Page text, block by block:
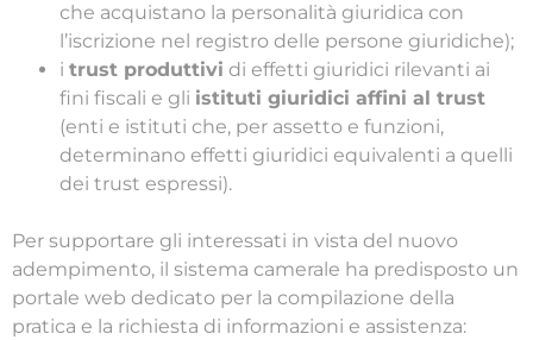
che acquistano la personalità giuridica con
l’iscrizione nel registro delle persone giuridiche);
i trust produttivi di effetti giuridici rilevanti ai
fini fiscali e gli istituti giuridici affini al trust
(enti e istituti che, per assetto e funzioni,
determinano effetti giuridici equivalenti a quelli
dei trust espressi).
Per supportare gli interessati in vista del nuovo
adempimento, il sistema camerale ha predisposto un
portale web dedicato per la compilazione della
pratica e la richiesta di informazioni e assistenza: